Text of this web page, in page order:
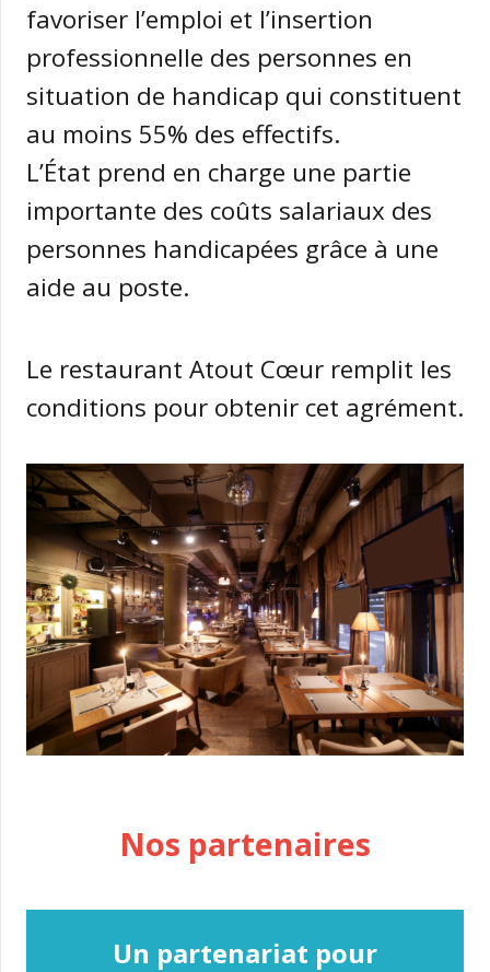
favoriser l’emploi et l’insertion
professionnelle des personnes en
situation de handicap qui constituent
au moins 55% des effectifs.
L’État prend en charge une partie
importante des coûts salariaux des
personnes handicapées grâce à une
aide au poste.
Le restaurant Atout Cœur remplit les
conditions pour obtenir cet agrément.
Nos partenaires
Un partenariat pour